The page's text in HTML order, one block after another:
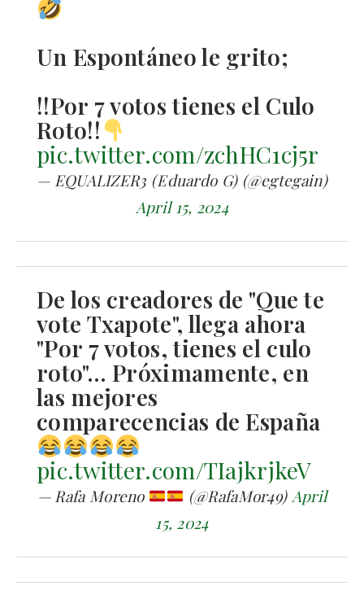
Un Espontáneo le grito;
!!Por 7 votos tienes el Culo
Roto!!
pic.twitter.com/zchHC1cj5r
— EQUALIZER3 (Eduardo G) (@egtegain)
April 15, 2024
De los creadores de "Que te
vote Txapote", llega ahora
"Por 7 votos, tienes el culo
roto"… Próximamente, en
las mejores
comparecencias de España
pic.twitter.com/TIajkrjkeV
— Rafa Moreno (@RafaMor49)April
15, 2024